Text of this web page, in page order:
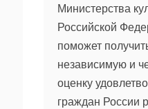
Министерства
Российской
поможет
независимую и
оценку
граждан России